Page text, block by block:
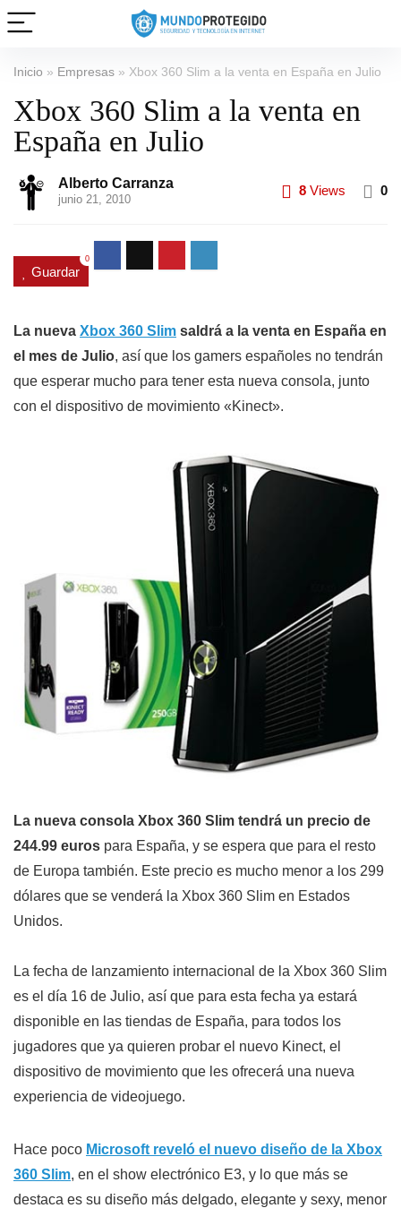
Inicio » Empresas » Xbox 360 Slim a la venta en España en Julio
Xbox 360 Slim a la venta en
España en Julio
Alberto Carranza
junio 21, 2010
8 Views 0
Guardar
0
La nueva Xbox 360 Slim saldrá a la venta en España en
el mes de Julio, así que los gamers españoles no tendrán
que esperar mucho para tener esta nueva consola, junto
con el dispositivo de movimiento «Kinect».
La nueva consola Xbox 360 Slim tendrá un precio de
244.99 euros para España, y se espera que para el resto
de Europa también. Este precio es mucho menor a los 299
dólares que se venderá la Xbox 360 Slim en Estados
Unidos.
La fecha de lanzamiento internacional de la Xbox 360 Slim
es el día 16 de Julio, así que para esta fecha ya estará
disponible en las tiendas de España, para todos los
jugadores que ya quieren probar el nuevo Kinect, el
dispositivo de movimiento que les ofrecerá una nueva
experiencia de videojuego.
Hace poco Microsoft reveló el nuevo diseño de la Xbox
360 Slim, en el show electrónico E3, y lo que más se
destaca es su diseño más delgado, elegante y sexy, menor